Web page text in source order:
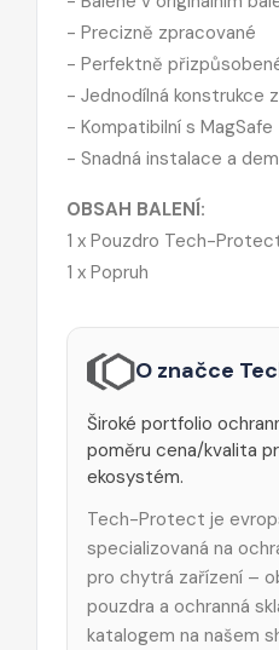
- Precizně zpracované
- Perfektně
- Jednodílná konstrukce
- Kompatibilní s MagSafe
- Snadná instalace a
OBSAH BALENÍ:
1 x Pouzdro Tech-
1 x Popruh
O značce
Široké portfolio
poměru cena/kvalita
ekosystém.
Tech-Protect je
specializovaná na
pro chytrá zařízení –
pouzdra a ochranná
katalogem na našem